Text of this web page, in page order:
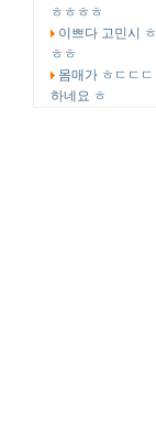
ㅎㅎㅎㅎ
이쁘다 고민시 ㅎ
ㅎㅎ
몸매가 ㅎㄷㄷㄷ
하네요 ㅎ